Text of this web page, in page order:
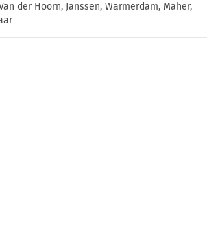
der Hoorn, Janssen, Warmerdam, Maher,